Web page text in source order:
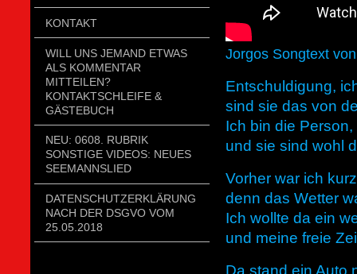
KONTAKT
WILL UNS JEMAND ETWAS
ALS KOMMENTAR
MITTEILEN?
KONTAKTSCHLEIFE &
GÄSTEBUCH
NEU: 0608. RUBRIK
SONSTIGE VIDEOS: NEUES
SEEMANNSLIED
DATENSCHUTZERKLÄRUNG
NACH DER DSGVO VOM
25.05.2018
Jorgos Songtext
Entschuldigung,
sind sie das von
Ich bin die
und sie sind wohl
Vorher war ich
denn das Wetter
Ich wollte da ein
und meine freie
Da stand ein Auto